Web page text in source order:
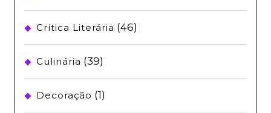
Crítica Literária (46)
Culinária (39)
Decoração (1)